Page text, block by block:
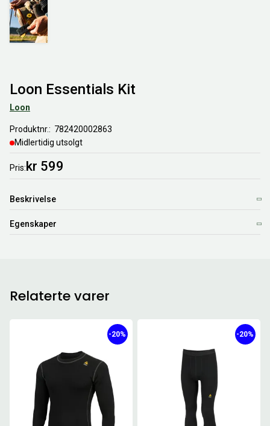
Loon Essentials Kit
Loon
Produktnr.
782420002863
Midlertidig utsolgt
Pris kr 599
Beskrivelse
Egenskaper
Relaterte varer
-20% -20%